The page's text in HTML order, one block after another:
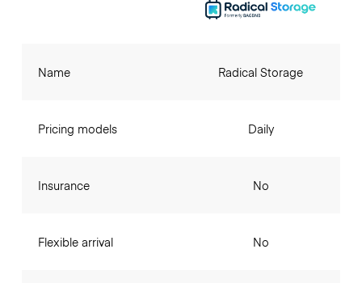
Name
Pricing models
Insurance
Flexible arrival
Radical Storage
Daily
No
No